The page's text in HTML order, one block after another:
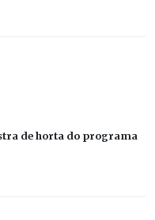
de horta do programa